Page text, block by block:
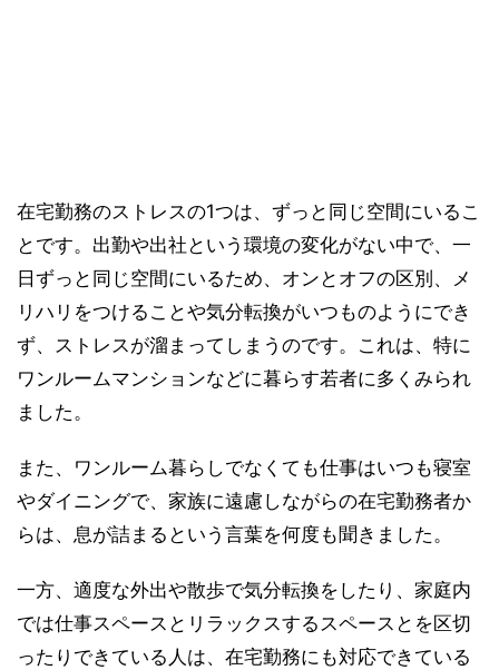
在宅勤務のストレスの1つは、ずっと同じ空間にいるこ
とです。出勤や出社という環境の変化がない中で、一
日ずっと同じ空間にいるため、オンとオフの区別、メ
リハリをつけることや気分転換がいつものようにでき
ず、ストレスが溜まってしまうのです。これは、特に
ワンルームマンションなどに暮らす若者に多くみられ
ました。
また、ワンルーム暮らしでなくても仕事はいつも寝室
やダイニングで、家族に遠慮しながらの在宅勤務者か
らは、息が詰まるという言葉を何度も聞きました。
一方、適度な外出や散歩で気分転換をしたり、家庭内
では仕事スペースとリラックスするスペースとを区切
ったりできている人は、在宅勤務にも対応できている